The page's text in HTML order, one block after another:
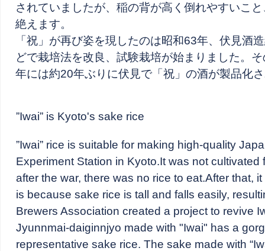
されていましたが、稲の背が高く倒れやすいこ
絶えます。
「祝」が再び姿を現したのは昭和63年、伏見酒
どで栽培法を改良、試験栽培が始まりました。
年には約20年ぶりに伏見で「祝」の酒が製品化
”Iwai” is Kyoto's sake rice
”Iwai” rice is suitable for making high-quality
Experiment Station in Kyoto.It was not
after the war, there was no rice to eat.After that,
is because sake rice is tall and falls easily,
Brewers Association created a project to revive
Jyunnmai-daiginnjyo made with "Iwai" has a
representative sake rice. The sake made with